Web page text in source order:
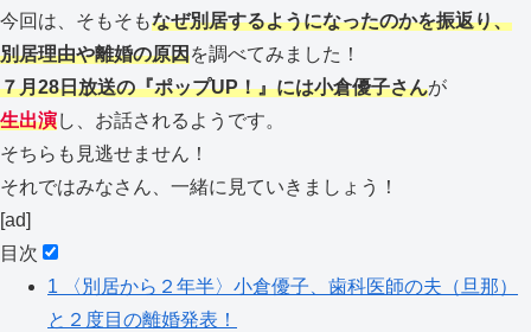
今回は、そもそもなぜ別居するようになったのかを振返り、
別居理由や離婚の原因を調べてみました！
７月28日放送の『ポップUP！』には小倉優子さんが
生出演し、お話されるようです。
そちらも見逃せません！
それではみなさん、一緒に見ていきましょう！
[ad]
目次
1 〈別居から２年半〉小倉優子、歯科医師の夫（旦那）
と２度目の離婚発表！